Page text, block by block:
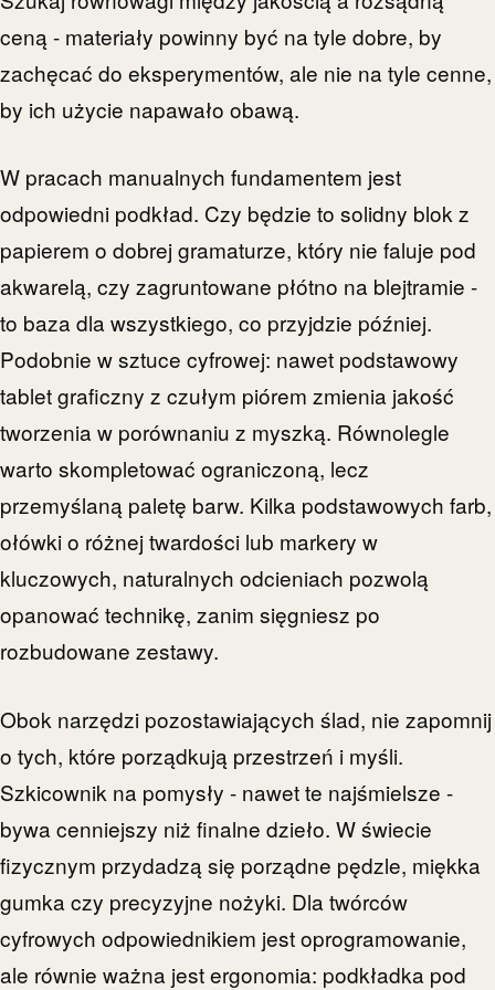
ceną - materiały powinny być na tyle dobre, by
zachęcać do eksperymentów, ale nie na tyle cenne,
by ich użycie napawało obawą.
W pracach manualnych fundamentem jest
odpowiedni podkład. Czy będzie to solidny blok z
papierem o dobrej gramaturze, który nie faluje pod
akwarelą, czy zagruntowane płótno na blejtramie -
to baza dla wszystkiego, co przyjdzie później.
Podobnie w sztuce cyfrowej: nawet podstawowy
tablet graficzny z czułym piórem zmienia jakość
tworzenia w porównaniu z myszką. Równolegle
warto skompletować ograniczoną, lecz
przemyślaną paletę barw. Kilka podstawowych farb,
ołówki o różnej twardości lub markery w
kluczowych, naturalnych odcieniach pozwolą
opanować technikę, zanim sięgniesz po
rozbudowane zestawy.
Obok narzędzi pozostawiających ślad, nie zapomnij
o tych, które porządkują przestrzeń i myśli.
Szkicownik na pomysły - nawet te najśmielsze -
bywa cenniejszy niż finalne dzieło. W świecie
fizycznym przydadzą się porządne pędzle, miękka
gumka czy precyzyjne nożyki. Dla twórców
cyfrowych odpowiednikiem jest oprogramowanie,
ale równie ważna jest ergonomia: podkładka pod